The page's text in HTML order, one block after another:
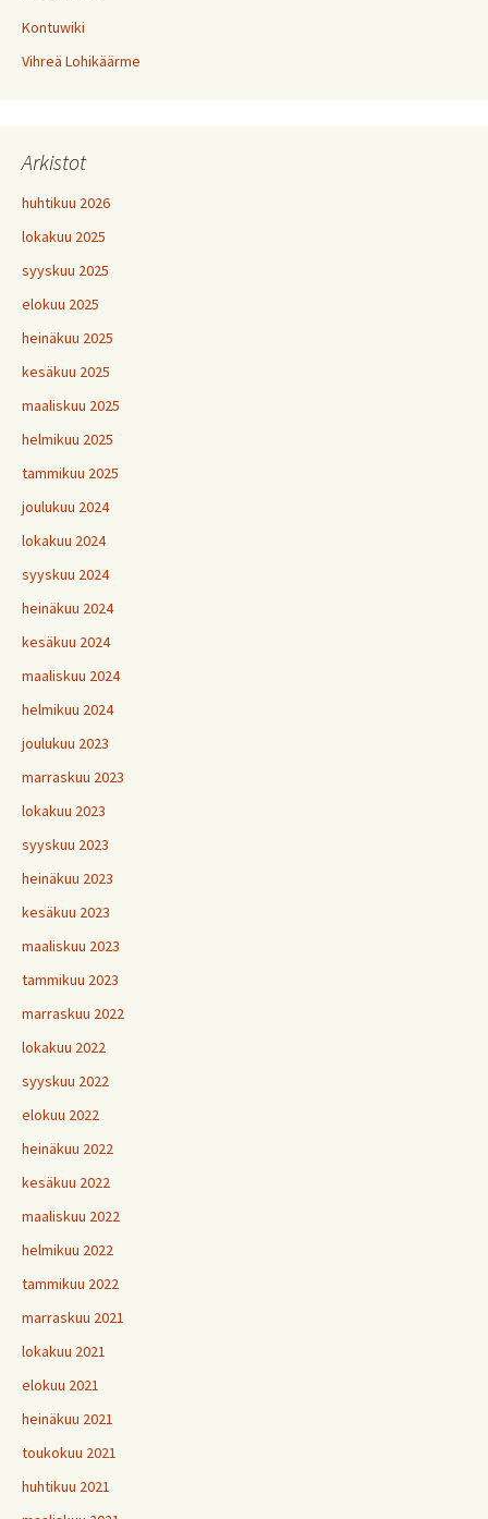
Kontuwiki
Vihreä Lohikäärme
Arkistot
huhtikuu 2026
lokakuu 2025
syyskuu 2025
elokuu 2025
heinäkuu 2025
kesäkuu 2025
maaliskuu 2025
helmikuu 2025
tammikuu 2025
joulukuu 2024
lokakuu 2024
syyskuu 2024
heinäkuu 2024
kesäkuu 2024
maaliskuu 2024
helmikuu 2024
joulukuu 2023
marraskuu 2023
lokakuu 2023
syyskuu 2023
heinäkuu 2023
kesäkuu 2023
maaliskuu 2023
tammikuu 2023
marraskuu 2022
lokakuu 2022
syyskuu 2022
elokuu 2022
heinäkuu 2022
kesäkuu 2022
maaliskuu 2022
helmikuu 2022
tammikuu 2022
marraskuu 2021
lokakuu 2021
elokuu 2021
heinäkuu 2021
toukokuu 2021
huhtikuu 2021